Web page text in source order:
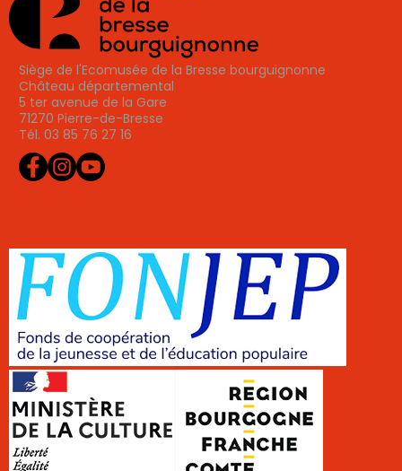
Siège de l'Ecomusée de la Bresse bourguignonne
Château départemental
5 ter avenue de la Gare
71270 Pierre-de-Bresse
Tél. 03 85 76 27 16